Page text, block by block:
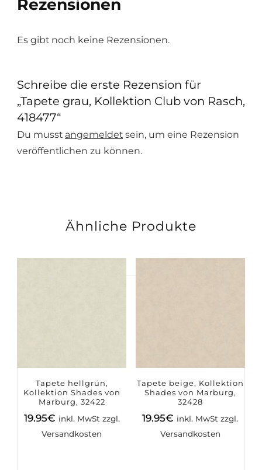
Rezensionen
Es gibt noch keine Rezensionen.
Schreibe die erste Rezension für
„Tapete grau, Kollektion Club von Rasch,
418477“
Du musst angemeldet sein, um eine Rezension
veröffentlichen zu können.
Ähnliche Produkte
Tapete hellgrün,
Kollektion Shades von
Marburg, 32422
19.95€ inkl. MwSt zzgl.
Versandkosten
Tapete beige, Kollektion
Shades von Marburg,
32428
19.95€ inkl. MwSt zzgl.
Versandkosten